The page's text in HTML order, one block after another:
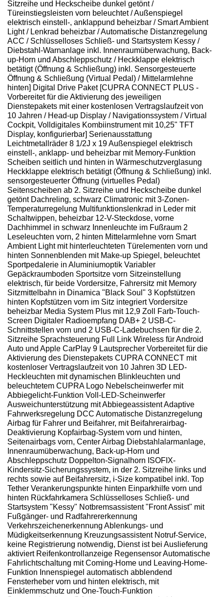
Sitzreihe und Heckscheibe dunkel getönt /
Türeinstiegsleisten vorn beleuchtet / Außenspiegel
elektrisch einstell-, anklappund beheizbar / Smart Ambient
Light / Lenkrad beheizbar / Automatische Distanzregelung
ACC / Schlüsselloses Schließ- und Startsystem Kessy /
Diebstahl-Warnanlage inkl. Innenraumüberwachung, Back-
up-Horn und Abschleppschutz / Heckklappe elektrisch
betätigt (Öffnung & Schließung) inkl. Sensorgesteuerte
Öffnung & Schließung (Virtual Pedal) / Mittelarmlehne
hinten] Digital Drive Paket [CUPRA CONNECT PLUS -
Vorbereitet für die Aktivierung des jeweiligen
Dienstepakets mit einer kostenlosen Vertragslaufzeit von
10 Jahren / Head-up Display / Navigationssystem / Virtual
Cockpit, Volldigitales Kombiinstrument mit 10,25" TFT
Display, konfigurierbar] Serienausstattung
Leichtmetallräder 8 1/2J x 19 Außenspiegel elektrisch
einstell-, anklapp- und beheizbar mit Memory-Funktion
Scheiben seitlich und hinten in Wärmeschutzverglasung
Heckklappe elektrisch betätigt (Öffnung & Schließung) inkl.
sensorgesteuerter Öffnung (virtuelles Pedal)
Seitenscheiben ab 2. Sitzreihe und Heckscheibe dunkel
getönt Dachreling, schwarz Climatronic mit 3-Zonen-
Temperaturregelung Multifunktionslenkrad in Leder mit
Schaltwippen, beheizbar 12-V-Steckdose, vorne
Dachhimmel in schwarz Innenleuchte im Fußraum 2
Leseleuchten vorn, 2 hinten Mittelarmlehne vorn Smart
Ambient Light mit hinterleuchteten Türelementen vorn und
hinten Sonnenblenden mit Make-up Spiegel, beleuchtet
Sportpedalerie in Aluminiumoptik Variabler
Gepäckraumboden Sportsitze vorn Sitzeinstellung
elektrisch, für beide Vordersitze, Fahrersitz mit Memory
Sitzmittelbahn in Dinamica "Black Soul" 3 Kopfstützen
hinten Kopfstützen vorn im Sitz integriert Vordersitze
beheizbar Media System Plus mit 12,9 Zoll Farb-Touch-
Screen Digitaler Radioempfang DAB+ 2 USB-C-
Schnittstellen vorn und 2 USB-C-Ladebuchsen für die 2.
Sitzreihe Sprachsteuerung Full Link Wireless für Android
Auto und Apple CarPlay 9 Lautsprecher Vorbereitet für die
Aktivierung des Dienstepakets CUPRA CONNECT mit
kostenloser Vertragslaufzeit von 10 Jahren 3D LED-
Heckleuchten mit dynamischen Blinkleuchten und
beleuchtetem CUPRA Logo Nebelscheinwerfer mit
Abbiegelicht-Funktion Voll-LED-Scheinwerfer
Ausweichunterstützung mit Abbiegeassistent Adaptive
Fahrwerksregelung DCC Automatische Distanzregelung
Airbag für Fahrer und Beifahrer, mit Beifahrerairbag-
Deaktivierung Kopfairbag-System vorn und hinten,
Seitenairbags vorn, Center Airbag Diebstahlalarmanlage,
Innenraumüberwachung, Back-up-Horn und
Abschleppschutz Doppelton-Signalhorn ISOFIX-
Kindersitz-Sicherungssystem, in der 2. Sitzreihe links und
rechts sowie auf Beifahrersitz, i-Size kompatibel inkl. Top
Tether Verankerungspunkte hinten Einparkhilfe vorn und
hinten Rückfahrkamera Schlüsselloses Schließ- und
Startsystem "Kessy" Notbremsassistent "Front Assist" mit
Fußgänger- und Radfahrererkennung
Verkehrszeichenerkennung Ablenkungs- und
Müdigkeitserkennung Kreuzungsassistent Notruf-Service,
keine Registrierung notwendig, Dienst ist bei Auslieferung
aktiviert Reifenkontrollanzeige Regensensor Automatische
Fahrlichtschaltung mit Coming-Home und Leaving-Home-
Funktion Innenspiegel automatisch abblendend
Fensterheber vorn und hinten elektrisch, mit
Einklemmschutz und One-Touch-Funktion